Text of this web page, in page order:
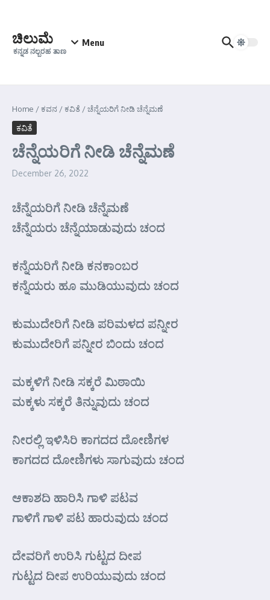
ಚಿಲುಮೆ
ಕನ್ನಡ ನಲ್ಬರಹ ತಾಣ
Menu
Home /ಕವನ /ಕವಿತೆ /ಚೆನ್ನೆಯರಿಗೆ ನೀಡಿ ಚೆನ್ನೆಮಣೆ
ಕವಿತೆ
ಚೆನ್ನೆಯರಿಗೆ ನೀಡಿ ಚೆನ್ನೆಮಣೆ
December 26, 2022
ಚೆನ್ನೆಯರಿಗೆ ನೀಡಿ ಚೆನ್ನೆಮಣೆ
ಚೆನ್ನೆಯರು ಚೆನ್ನೆಯಾಡುವುದು ಚಂದ
ಕನ್ನೆಯರಿಗೆ ನೀಡಿ ಕನಕಾಂಬರ
ಕನ್ನೆಯರು ಹೂ ಮುಡಿಯುವುದು ಚಂದ
ಕುಮುದೇರಿಗೆ ನೀಡಿ ಪರಿಮಳದ ಪನ್ನೀರ
ಕುಮುದೇರಿಗೆ ಪನ್ನೀರ ಬಿಂದು ಚಂದ
ಮಕ್ಕಳಿಗೆ ನೀಡಿ ಸಕ್ಕರೆ ಮಿಠಾಯಿ
ಮಕ್ಕಳು ಸಕ್ಕರೆ ತಿನ್ನುವುದು ಚಂದ
ನೀರಲ್ಲಿ ಇಳಿಸಿರಿ ಕಾಗದದ ದೋಣಿಗಳ
ಕಾಗದದ ದೋಣಿಗಳು ಸಾಗುವುದು ಚಂದ
ಆಕಾಶದಿ ಹಾರಿಸಿ ಗಾಳಿ ಪಟವ
ಗಾಳಿಗೆ ಗಾಳಿ ಪಟ ಹಾರುವುದು ಚಂದ
ದೇವರಿಗೆ ಉರಿಸಿ ಗುಟ್ಟದ ದೀಪ
ಗುಟ್ಟದ ದೀಪ ಉರಿಯುವುದು ಚಂದ